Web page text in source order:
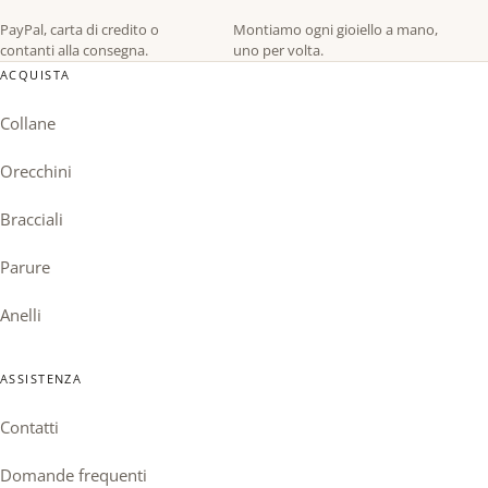
PayPal, carta di credito o
contanti alla consegna.
Montiamo ogni gioiello a mano,
uno per volta.
ACQUISTA
Collane
Orecchini
Bracciali
Parure
Anelli
ASSISTENZA
Contatti
Domande frequenti